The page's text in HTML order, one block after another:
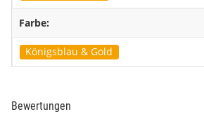
Farbe:
Königsblau & Gold
Bewertungen